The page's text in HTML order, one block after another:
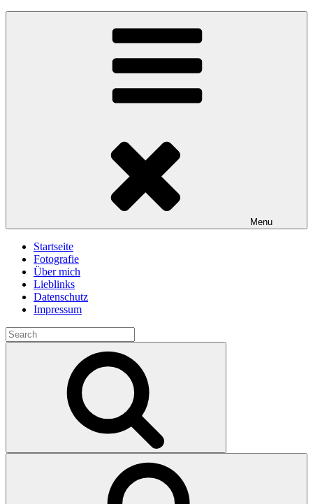
Skip
gawlicksgedanke
Menu
Startseite
Fotografie
Über mich
Lieblinks
Datenschutz
Impressum
Search
for: